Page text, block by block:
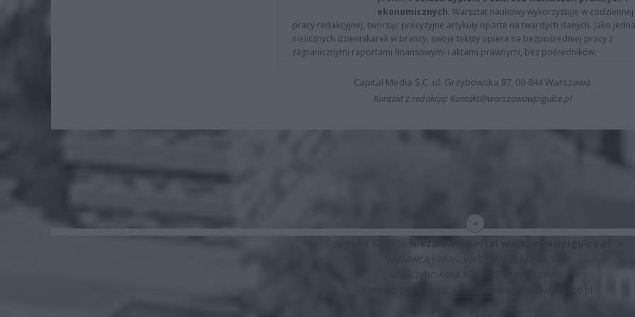
ekonomicznych. Warsztat naukowy wykorzystuje w codziennej
pracy redakcyjnej, tworząc precyzyjne artykuły oparte na twardych danych. Jako
nielicznych dziennikarek w branży, swoje teksty opiera na bezpośredniej pracy z
zagranicznymi raportami finansowymi i aktami prawnymi, bez pośredników.
Capital Media S.C. ul. Grzybowska 87, 00-844 Warszawa
Kontakt z redakcją: Kontakt@warszawawpigulce.pl
Niezależny portal warszawawpigulce.pl
Wydawca i właściciel: Capital Media S.C.
ul. Grzybowska 87, 00-844 Warszawa